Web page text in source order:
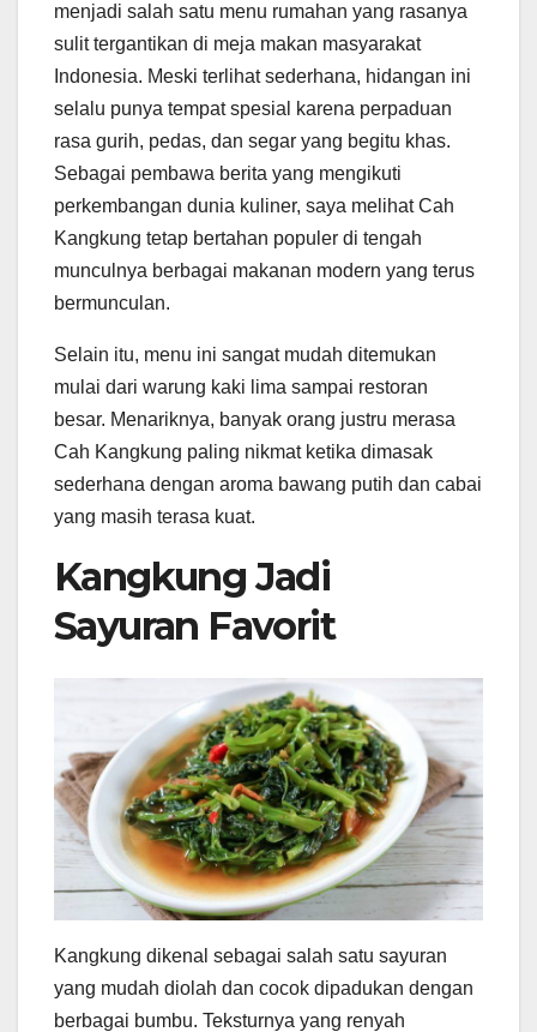
menjadi salah satu menu rumahan yang rasanya
sulit tergantikan di meja makan masyarakat
Indonesia. Meski terlihat sederhana, hidangan ini
selalu punya tempat spesial karena perpaduan
rasa gurih, pedas, dan segar yang begitu khas.
Sebagai pembawa berita yang mengikuti
perkembangan dunia kuliner, saya melihat Cah
Kangkung tetap bertahan populer di tengah
munculnya berbagai makanan modern yang terus
bermunculan.
Selain itu, menu ini sangat mudah ditemukan
mulai dari warung kaki lima sampai restoran
besar. Menariknya, banyak orang justru merasa
Cah Kangkung paling nikmat ketika dimasak
sederhana dengan aroma bawang putih dan cabai
yang masih terasa kuat.
Kangkung Jadi
Sayuran Favorit
Kangkung dikenal sebagai salah satu sayuran
yang mudah diolah dan cocok dipadukan dengan
berbagai bumbu. Teksturnya yang renyah